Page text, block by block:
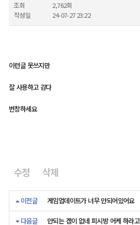
조회
2,762회
작성일
24-07-27 23:22
이런글 못쓰지만
잘 사용하고 감다
번창하세요
수정 삭제
이전글 게임업데이트가 너무 안되어있어요
다음글 안되는 겜이 없네 피시방 어케 하라고